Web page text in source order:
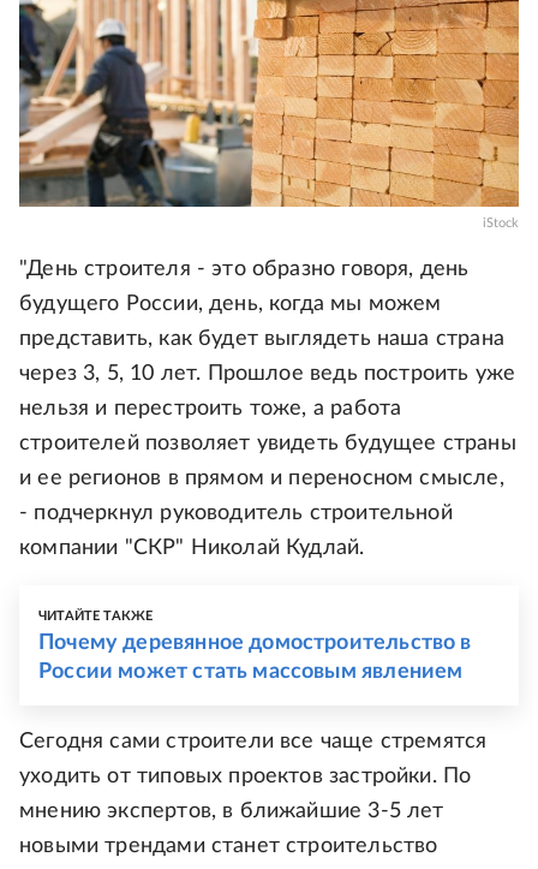
iStock
"День строителя - это образно говоря, день
будущего России, день, когда мы можем
представить, как будет выглядеть наша страна
через 3, 5, 10 лет. Прошлое ведь построить уже
нельзя и перестроить тоже, а работа
строителей позволяет увидеть будущее страны
и ее регионов в прямом и переносном смысле,
- подчеркнул руководитель строительной
компании "СКР" Николай Кудлай.
ЧИТАЙТЕ ТАКЖЕ
Почему деревянное домостроительство в
России может стать массовым явлением
Сегодня сами строители все чаще стремятся
уходить от типовых проектов застройки. По
мнению экспертов, в ближайшие 3-5 лет
новыми трендами станет строительство